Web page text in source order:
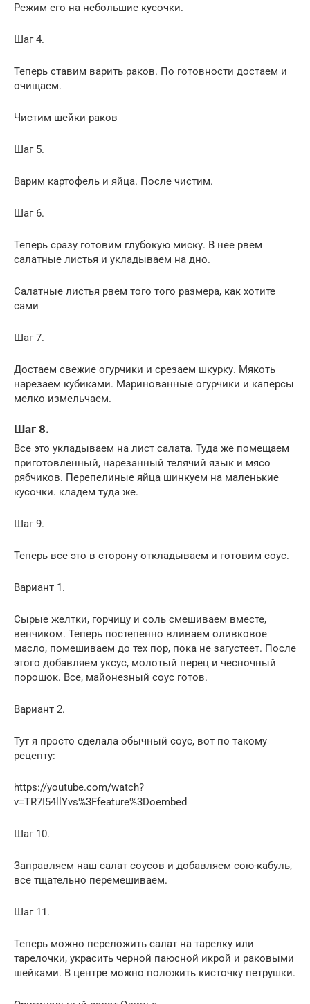
Режим его на небольшие кусочки.
Шаг 4.
Теперь ставим варить раков. По готовности достаем и
очищаем.
Чистим шейки раков
Шаг 5.
Варим картофель и яйца. После чистим.
Шаг 6.
Теперь сразу готовим глубокую миску. В нее рвем
салатные листья и укладываем на дно.
Салатные листья рвем того того размера, как хотите
сами
Шаг 7.
Достаем свежие огурчики и срезаем шкурку. Мякоть
нарезаем кубиками. Маринованные огурчики и каперсы
мелко измельчаем.
Шаг 8.
Все это укладываем на лист салата. Туда же помещаем
приготовленный, нарезанный телячий язык и мясо
рябчиков. Перепелиные яйца шинкуем на маленькие
кусочки. кладем туда же.
Шаг 9.
Теперь все это в сторону откладываем и готовим соус.
Вариант 1.
Сырые желтки, горчицу и соль смешиваем вместе,
венчиком. Теперь постепенно вливаем оливковое
масло, помешиваем до тех пор, пока не загустеет. После
этого добавляем уксус, молотый перец и чесночный
порошок. Все, майонезный соус готов.
Вариант 2.
Тут я просто сделала обычный соус, вот по такому
рецепту:
https://youtube.com/watch?
v=TR7I54llYvs%3Ffeature%3Doembed
Шаг 10.
Заправляем наш салат соусов и добавляем сою-кабуль,
все тщательно перемешиваем.
Шаг 11.
Теперь можно переложить салат на тарелку или
тарелочки, украсить черной паюсной икрой и раковыми
шейками. В центре можно положить кисточку петрушки.